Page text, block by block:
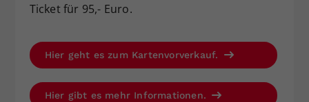
Ticket für 95,- Euro.
Hier geht es zum Kartenvorverkauf.
Hier gibt es mehr Informationen.